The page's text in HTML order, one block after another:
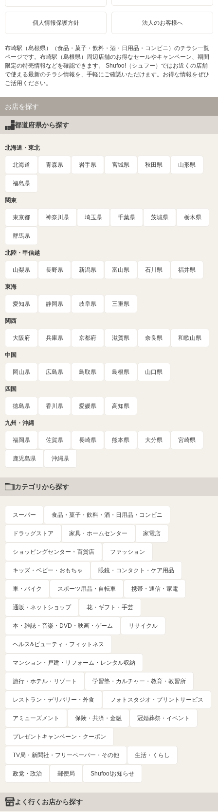
個人情報保護方針 法人のお客様へ
布崎駅（島根県）（食品・菓子・飲料・酒・日用品・コンビニ）のチラシ一覧
ページです。布崎駅（島根県）周辺店舗のお得なセールやキャンペーン、期間
限定の特売情報などを確認できます。 Shufoo!（シュフー）ではお近くの店舗
で使える最新のチラシ情報を、手軽にご確認いただけます。お得な情報をぜひ
ご活用ください。
お店を探す
都道府県から探す
北海道・東北
北海道 青森県 岩手県 宮城県 秋田県 山形県
福島県
関東
東京都 神奈川県 埼玉県 千葉県 茨城県 栃木県
群馬県
北陸・甲信越
山梨県 長野県 新潟県 富山県 石川県 福井県
東海
愛知県 静岡県 岐阜県 三重県
関西
大阪府 兵庫県 京都府 滋賀県 奈良県 和歌山県
中国
岡山県 広島県 鳥取県 島根県 山口県
四国
徳島県 香川県 愛媛県 高知県
九州・沖縄
福岡県 佐賀県 長崎県 熊本県 大分県 宮崎県
鹿児島県 沖縄県
カテゴリから探す
スーパー 食品・菓子・飲料・酒・日用品・コンビニ
ドラッグストア 家具・ホームセンター 家電店
ショッピングセンター・百貨店 ファッション
キッズ・ベビー・おもちゃ 眼鏡・コンタクト・ケア用品
車・バイク スポーツ用品・自転車 携帯・通信・家電
通販・ネットショップ 花・ギフト・手芸
本・雑誌・音楽・DVD・映画・ゲーム リサイクル
ヘルス&ビューティ・フィットネス
マンション・戸建・リフォーム・レンタル収納
旅行・ホテル・リゾート 学習塾・カルチャー・教育・教習所
レストラン・デリバリー・外食 フォトスタジオ・プリントサービス
アミューズメント 保険・共済・金融 冠婚葬祭・イベント
プレゼントキャンペーン・クーポン
TV局・新聞社・フリーペーパー・その他 生活・くらし
政党・政治 郵便局 Shufoo!お知らせ
よく行くお店から探す